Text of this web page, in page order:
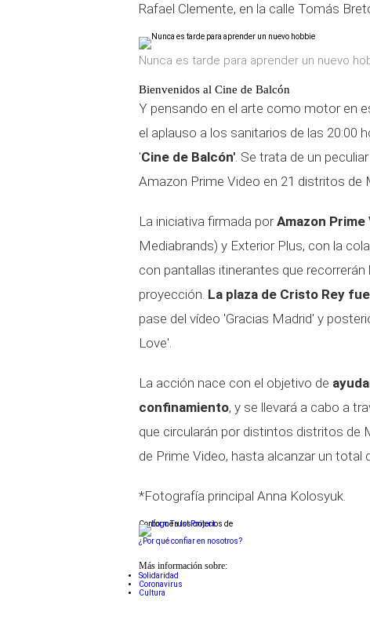
Rafael Clemente, en la calle Tomás
Nunca es tarde para aprender un nuevo
Bienvenidos al Cine de Balcón
Y pensando en el arte como motor en
el aplauso a los sanitarios de las 20:00
'Cine de Balcón'. Se trata de un peculiar
Amazon Prime Video en 21 distritos de
La iniciativa firmada porAmazon
Mediabrands) y Exterior Plus, con la
con pantallas itinerantes que
proyección. La plaza de Cristo Rey
pase del vídeo 'Gracias Madrid' y
Love'.
La acción nace con el objetivo de
confinamiento, y se llevará a cabo a
que circularán por distintos distritos de
de Prime Video, hasta alcanzar un total
*Fotografía principal Anna Kolosyuk.
Conforme a los criterios de
¿Por qué confiar en nosotros?
Más información sobre:
Solidaridad
Coronavirus
Cultura